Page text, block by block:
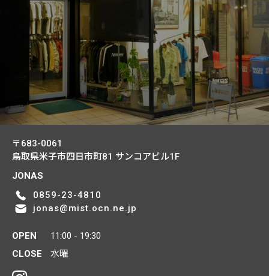
〒683-0061
鳥取県米子市四日市町81 サンコアビル1F
JONAS
0859-23-4810
jonas@mist.ocn.ne.jp
OPEN
11:00 - 19:30
CLOSE
水曜